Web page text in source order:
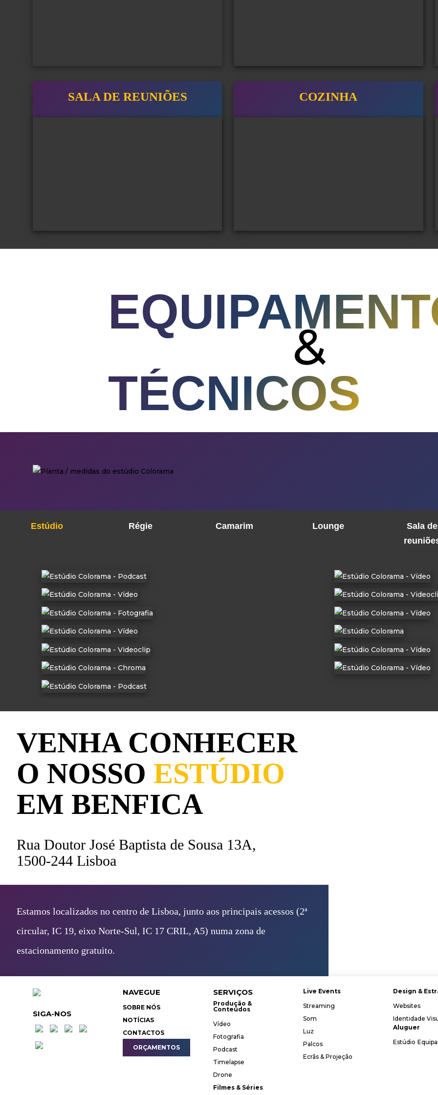
SALA DE REUNIÕES COZINHA
&
TÉCNICOS
Estúdio Régie Camarim Lounge
Sala de
VENHA CONHECER
O NOSSO ESTÚDIO
EM BENFICA
Rua Doutor José Baptista de Sousa 13A,
1500-244 Lisboa
Estamos localizados no centro de Lisboa, junto aos principais acessos (2ª
circular, IC 19, eixo Norte-Sul, IC 17 CRIL, A5) numa zona de
estacionamento gratuito.
SIGA-NOS
NAVEGUE
SOBRE NÓS
NOTÍCIAS
CONTACTOS
ORÇAMENTOS
SERVIÇOS
Produção &
Conteúdos
Vídeo
Fotografia
Podcast
Timelapse
Drone
Filmes & Séries
Live Events
Streaming
Som
Luz
Palcos
Ecrãs & Projeção
Design &
Websites
Identidade
Aluguer
Estúdio